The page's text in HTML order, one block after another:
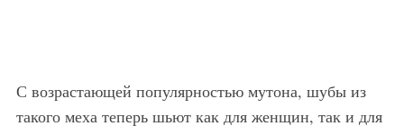
С возрастающей популярностью мутона, шубы из
такого меха теперь шьют как для женщин, так и для